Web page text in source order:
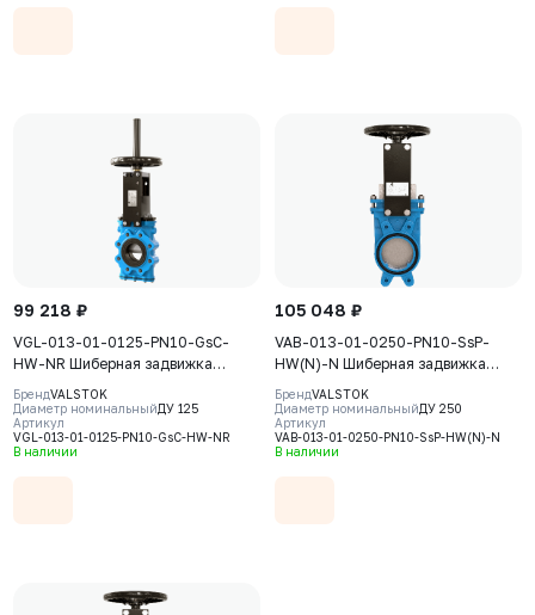
99 218 ₽
VGL-013-01-0125-PN10-GsC-
HW-NR Шиберная задвижка
Valstok, серия VGL, DN 0125, PN10,
штурвал, выдвижной шток, корпус
GJS-400-15 (GGG40) нож AISI304,
уплотнение Natural Rubber
БрендVALSTOK
Диаметр номинальныйДУ 125
Артикул
VGL-013-01-0125-PN10-GsC-HW-NR
В наличии
105 048 ₽
VAB-013-01-0250-PN10-SsP-
HW(N)-N Шиберная задвижка
Valstok, серия VAB, DN0250, PN10,
штурвал, невыдвижной шток,
корпус GJS-400-15 (GGG40), нож
AISI304, седловое уплотнение
БрендVALSTOK
Диаметр номинальныйДУ 250
Артикул
VAB-013-01-0250-PN10-SsP-HW(N)-N
В наличии